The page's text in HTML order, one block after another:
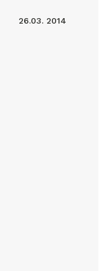
26.03. 2014